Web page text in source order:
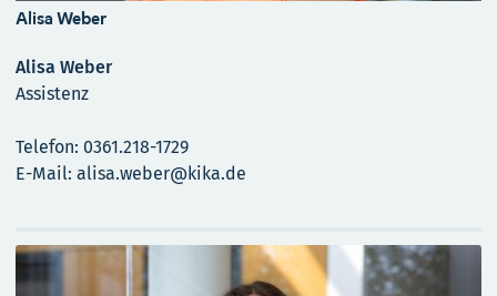
Alisa Weber
Alisa Weber
Assistenz
Telefon: 0361.218-1729
E-Mail: alisa.weber@kika.de